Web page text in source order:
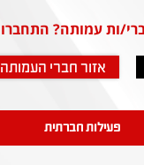
ות עמותה? התחברו
אזור חברי העמותה
פעילות חברתית